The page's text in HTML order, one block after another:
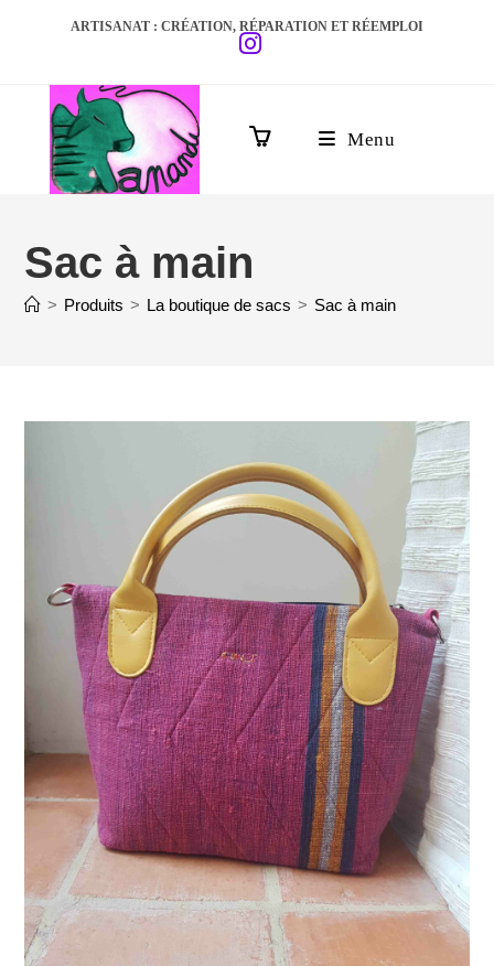
ARTISANAT : CRÉATION, RÉPARATION ET RÉEMPLOI
Menu
Sac à main
> Produits > La boutique de sacs > Sac à main